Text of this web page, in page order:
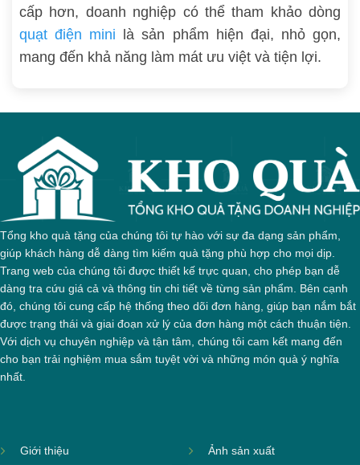
cấp hơn, doanh nghiệp có thể tham khảo dòng
quạt điện mini là sản phẩm hiện đại, nhỏ gọn,
mang đến khả năng làm mát ưu việt và tiện lợi.
Tổng kho quà tặng của chúng tôi tự hào với sự đa dạng sản phẩm,
giúp khách hàng dễ dàng tìm kiếm quà tặng phù hợp cho mọi dịp.
Trang web của chúng tôi được thiết kế trực quan, cho phép bạn dễ
dàng tra cứu giá cả và thông tin chi tiết về từng sản phẩm. Bên cạnh
đó, chúng tôi cung cấp hệ thống theo dõi đơn hàng, giúp bạn nắm bắt
được trạng thái và giai đoạn xử lý của đơn hàng một cách thuận tiện.
Với dịch vụ chuyên nghiệp và tận tâm, chúng tôi cam kết mang đến
cho bạn trải nghiệm mua sắm tuyệt vời và những món quà ý nghĩa
nhất.
Giới thiệu Ảnh sản xuất